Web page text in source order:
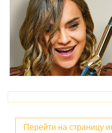
Перейти на страницу